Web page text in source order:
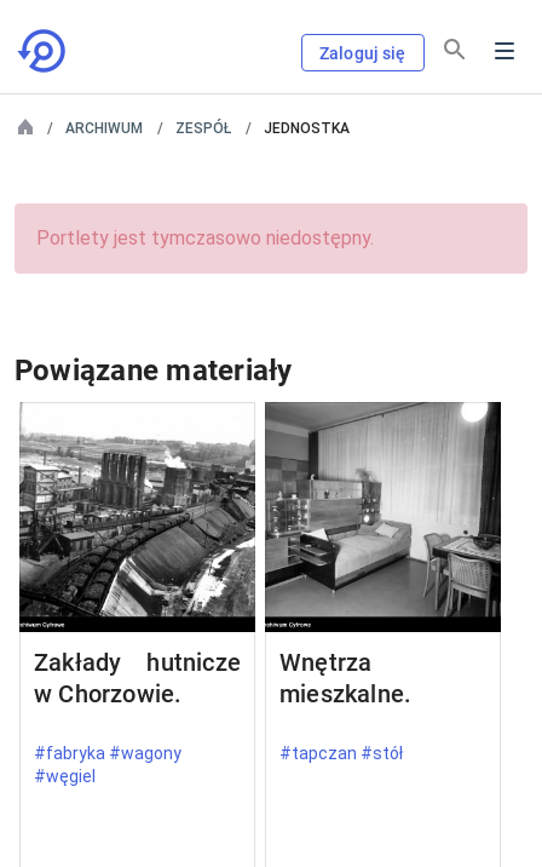
Zaloguj się
ARCHIWUM ZESPÓŁ JEDNOSTKA
Portlety jest tymczasowo niedostępny.
Powiązane materiały
Zakłady hutnicze
w Chorzowie.
#fabryka #wagony
#węgiel
Wnętrza
mieszkalne.
#tapczan #stół